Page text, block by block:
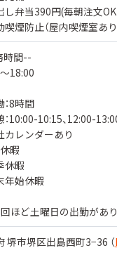
弁当390円(毎朝注文
煙防止（屋内喫煙室あり
時間--
18:00
8時間
10:00-10:15、12:00-
レンダーあり
暇
休暇
始休暇
ほど土曜日の出勤があり
堺市堺区出島西町3−36 （